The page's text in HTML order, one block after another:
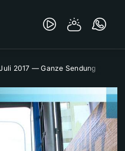
2017 — Ganze Sendung